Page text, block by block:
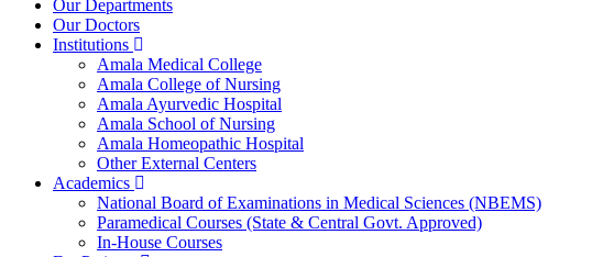
Our Departments
Our Doctors
Institutions
Amala Medical College
Amala College of Nursing
Amala Ayurvedic Hospital
Amala School of Nursing
Amala Homeopathic Hospital
Other External Centers
Academics
National Board of Examinations in Medical Sciences (NBEMS)
Paramedical Courses (State & Central Govt. Approved)
In-House Courses